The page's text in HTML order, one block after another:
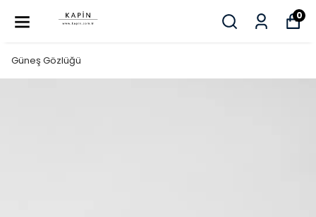
0
Güneş Gözlüğü